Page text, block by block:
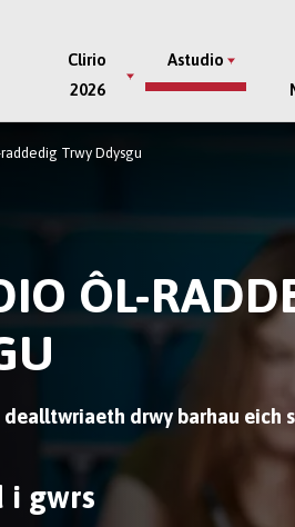
Menu
Clirio
2026
Astudio
Trwy Ddysgu
ÔL-
dealltwriaeth drwy barhau eich
i gwrs